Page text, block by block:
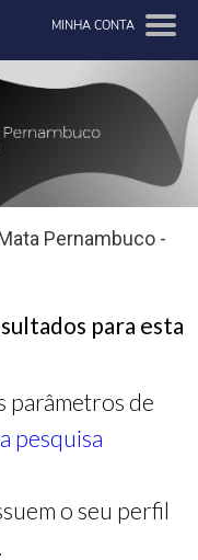
MINHA CONTA
Pernambuco -
para esta
parâmetros de
pesquisa
o seu perfil